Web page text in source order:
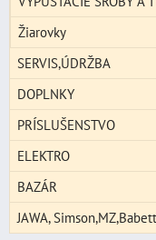
Žiarovky
SERVIS,ÚDRŽBA
DOPLNKY
PRÍSLUŠENSTVO
ELEKTRO
BAZÁR
JAWA,